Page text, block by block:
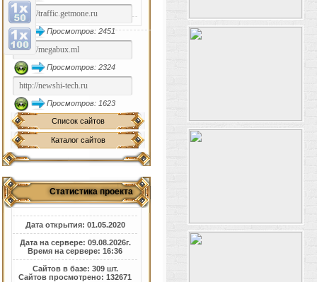
Просмотров: 2451
Просмотров: 2324
Просмотров: 1623
Список сайтов
Каталог сайтов
Статистика проекта
Дата открытия: 01.05.2020
Дата на сервере: 09.08.2026г.
Время на сервере: 16:36
Сайтов в базе: 309 шт.
Сайтов просмотрено: 132671